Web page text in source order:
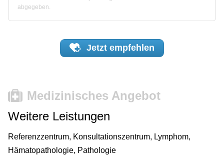
abgegeben.
Jetzt empfehlen
Medizinisches Angebot
Weitere Leistungen
Referenzzentrum, Konsultationszentrum, Lymphom,
Hämatopathologie, Pathologie